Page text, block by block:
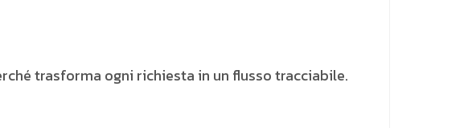
trasforma ogni richiesta in un flusso tracciabile.